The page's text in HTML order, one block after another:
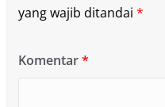
yang wajib ditandai *
Komentar*